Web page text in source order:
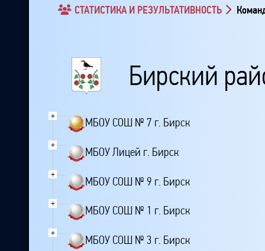
СТАТИСТИКА И РЕЗУЛЬТАТИВНОСТЬ
Бирский
+
МБОУ СОШ № 7 г. Бирск
+
МБОУ Лицей г. Бирск
+
МБОУ СОШ № 9 г. Бирск
+
МБОУ СОШ № 1 г. Бирск
+
МБОУ СОШ № 3 г. Бирск